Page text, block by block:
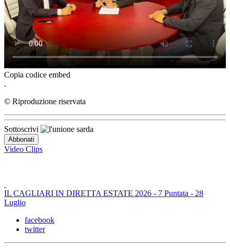
Copia codice embed
.
© Riproduzione riservata
Sottoscrivi
Video Clips
IL CAGLIARI IN DIRETTA ESTATE 2026 - 7 Puntata - 28
Luglio
facebook
twitter